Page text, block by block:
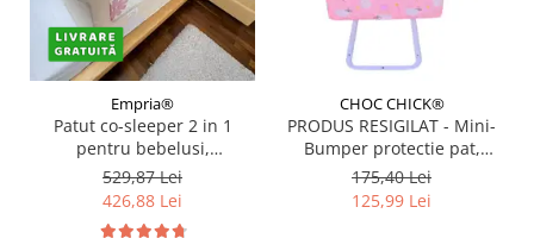
Empria®
Patut co-sleeper 2 in 1
pentru bebelusi,
transformabil in bariera pat
copii, adaptabil si portabil,
97 × 44 × 40 cm / 185 × 40
cm
529,87 Lei
426,88 Lei
CHOC CHICK®
PRODUS RESIGILAT - Mini-
Bumper protectie pat,
50(L)x56(H) cm, Diverse
culori
175,40 Lei
125,99 Lei